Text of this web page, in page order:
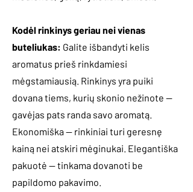
Kodėl rinkinys geriau nei vienas
buteliukas: Galite išbandyti kelis
aromatus prieš rinkdamiesi
mėgstamiausią. Rinkinys yra puiki
dovana tiems, kurių skonio nežinote —
gavėjas pats randa savo aromatą.
Ekonomiška — rinkiniai turi geresnę
kainą nei atskiri mėginukai. Elegantiška
pakuotė — tinkama dovanoti be
papildomo pakavimo.